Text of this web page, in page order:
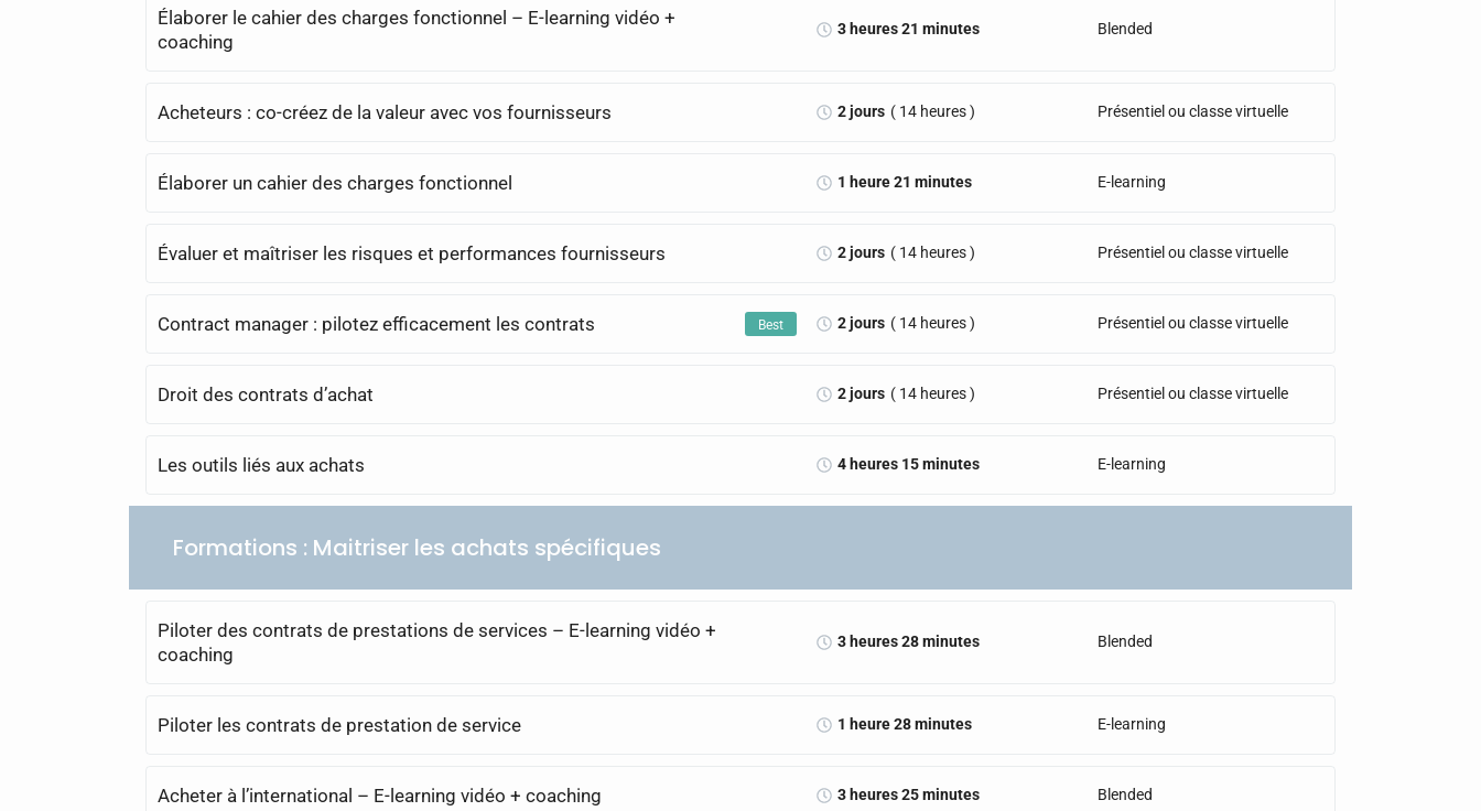
Élaborer le cahier des charges fonctionnel – E-learning vidéo +
coaching
3 heures 21 minutes Blended
Acheteurs : co-créez de la valeur avec vos fournisseurs 2 jours ( 14 heures ) Présentiel ou classe virtuelle
Élaborer un cahier des charges fonctionnel 1 heure 21 minutes E-learning
Évaluer et maîtriser les risques et performances fournisseurs 2 jours ( 14 heures ) Présentiel ou classe virtuelle
Contract manager : pilotez efficacement les contrats Best 2 jours ( 14 heures ) Présentiel ou classe virtuelle
Droit des contrats d’achat 2 jours ( 14 heures ) Présentiel ou classe virtuelle
Les outils liés aux achats 4 heures 15 minutes E-learning
Formations : Maitriser les achats spécifiques
Piloter des contrats de prestations de services – E-learning vidéo +
coaching
3 heures 28 minutes Blended
Piloter les contrats de prestation de service 1 heure 28 minutes E-learning
Acheter à l’international – E-learning vidéo + coaching 3 heures 25 minutes Blended